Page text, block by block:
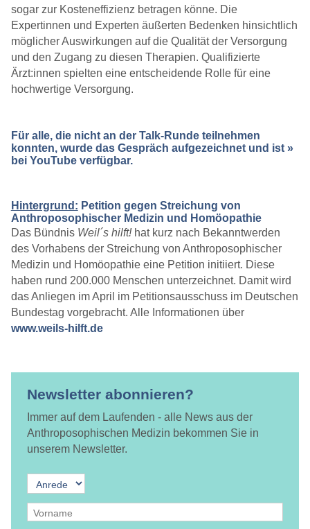
sogar zur Kosteneffizienz betragen könne. Die
Expertinnen und Experten äußerten Bedenken hinsichtlich
möglicher Auswirkungen auf die Qualität der Versorgung
und den Zugang zu diesen Therapien. Qualifizierte
Ärzt:innen spielten eine entscheidende Rolle für eine
hochwertige Versorgung.
Für alle, die nicht an der Talk-Runde teilnehmen
konnten, wurde das Gespräch aufgezeichnet und ist »
bei YouTubeverfügbar.
Hintergrund: Petition gegen Streichung von
Anthroposophischer Medizin und Homöopathie
Das Bündnis Weil´s hilft!hat kurz nach Bekanntwerden
des Vorhabens der Streichung von Anthroposophischer
Medizin und Homöopathie eine Petition initiiert. Diese
haben rund 200.000 Menschen unterzeichnet. Damit wird
das Anliegen im April im Petitionsausschuss im Deutschen
Bundestag vorgebracht. Alle Informationen über
www.weils-hilft.de
Newsletter abonnieren?
Immer auf dem Laufenden - alle News aus der
Anthroposophischen Medizin bekommen Sie in
unserem Newsletter.